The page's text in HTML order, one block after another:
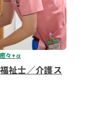
々+α
祉士／介護ス